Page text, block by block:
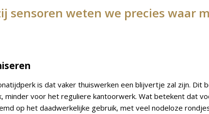
sensoren weten we precies waar
is dat vaker thuiswerken een blijvertje zal zijn.
minder voor het reguliere kantoorwerk. Wat betekent dat
op het daadwerkelijke gebruik, met veel nodeloze